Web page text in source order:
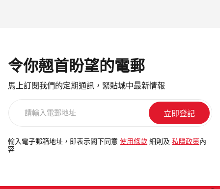
令你翹首盼望的電郵
馬上訂閱我們的定期通訊，緊貼城中最新情報
電
郵
輸入電子郵箱地址，即表示閣下同意 使用條款 細則及 私隱政策 內
容